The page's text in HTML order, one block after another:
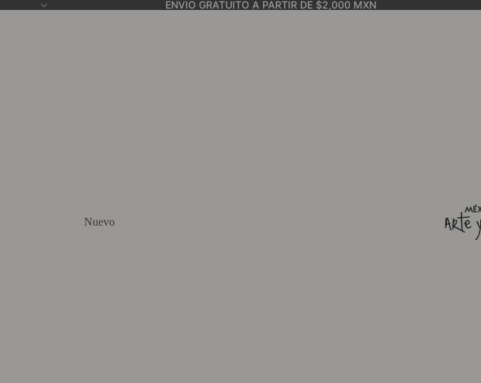
ENVIO GRATUITO A PARTIR DE $2,000 MXN
Nuevo